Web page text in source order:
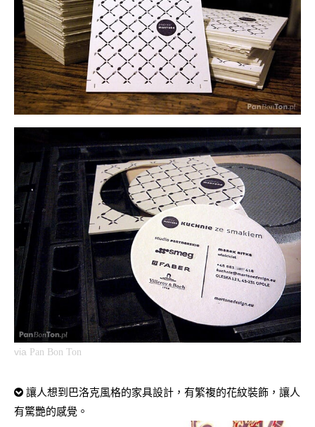
via Pan Bon Ton
讓人想到巴洛克風格的家具設計，有繁複的花紋裝飾，讓人
有驚艷的感覺。